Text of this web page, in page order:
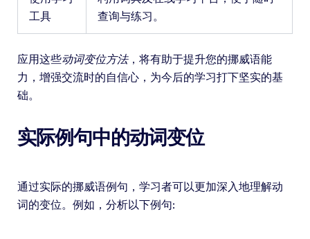
工具
查询与练习。
应用这些动词变位方法，将有助于提升您的挪威语能
力，增强交流时的自信心，为今后的学习打下坚实的基
础。
实际例句中的动词变位
通过实际的挪威语例句，学习者可以更加深入地理解动
词的变位。例如，分析以下例句: